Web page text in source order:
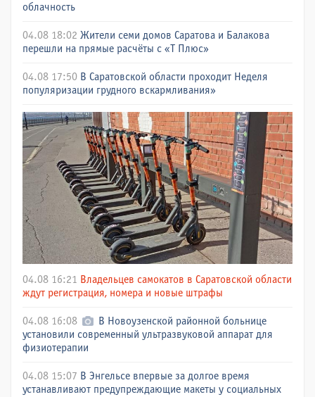
облачность
04.08 18:02 Жители семи домов Саратова и Балакова
перешли на прямые расчёты с «Т Плюс»
04.08 17:50 В Саратовской области проходит Неделя
популяризации грудного вскармливания»
04.08 16:21 Владельцев самокатов в Саратовской области
ждут регистрация, номера и новые штрафы
04.08 16:08
В Новоузенской районной больнице
установили современный ультразвуковой аппарат для
физиотерапии
04.08 15:07 В Энгельсе впервые за долгое время
устанавливают предупреждающие макеты у социальных